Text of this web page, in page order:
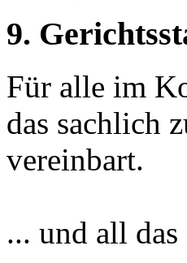
9.
Für alle im
das sachlich
vereinbart.
... und all